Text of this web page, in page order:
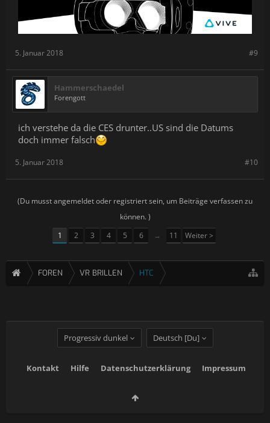
#9
5. Januar 2018
Hammerschaedel
Forengott
ich verstehe da die CES drunter..US sind die Datums
doch immer falsch
#10
5. Januar 2018
(Du musst angemeldet oder registriert sein, um Beiträge verfassen zu
können. )
1
2 3 4 5 6 → 11 Weiter >
FOREN VR BRILLEN HTC
Progressiv dunkel Deutsch [Du]
Kontakt Hilfe Datenschutzerklärung Impressum